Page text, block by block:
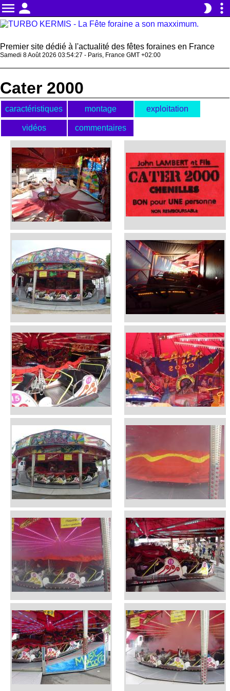
menu person brightness_2 more_vert
Premier site dédié à l'actualité des fêtes foraines en France
Samedi 8 Août 2026 03:54:27 - Paris, France GMT +02:00
Cater 2000
caractéristiques montage exploitation
vidéos commentaires